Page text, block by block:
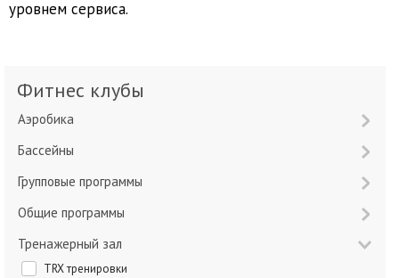
уровнем сервиса.
Фитнес клубы
Аэробика
Бассейны
Групповые программы
Общие программы
Тренажерный зал
TRX тренировки